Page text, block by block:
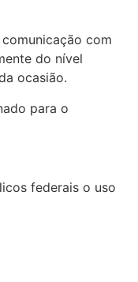
com
do nível
ocasião.
para o
federais o uso